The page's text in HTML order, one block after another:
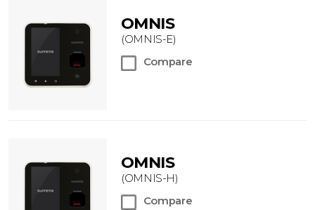
OMNIS
(OMNIS-E)
Compare
OMNIS
(OMNIS-H)
Compare